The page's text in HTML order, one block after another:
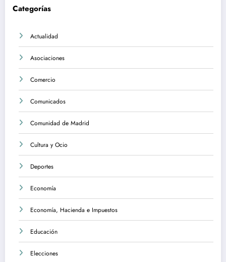
Categorías
Actualidad
Asociaciones
Comercio
Comunicados
Comunidad de Madrid
Cultura y Ocio
Deportes
Economía
Economía, Hacienda e Impuestos
Educación
Elecciones